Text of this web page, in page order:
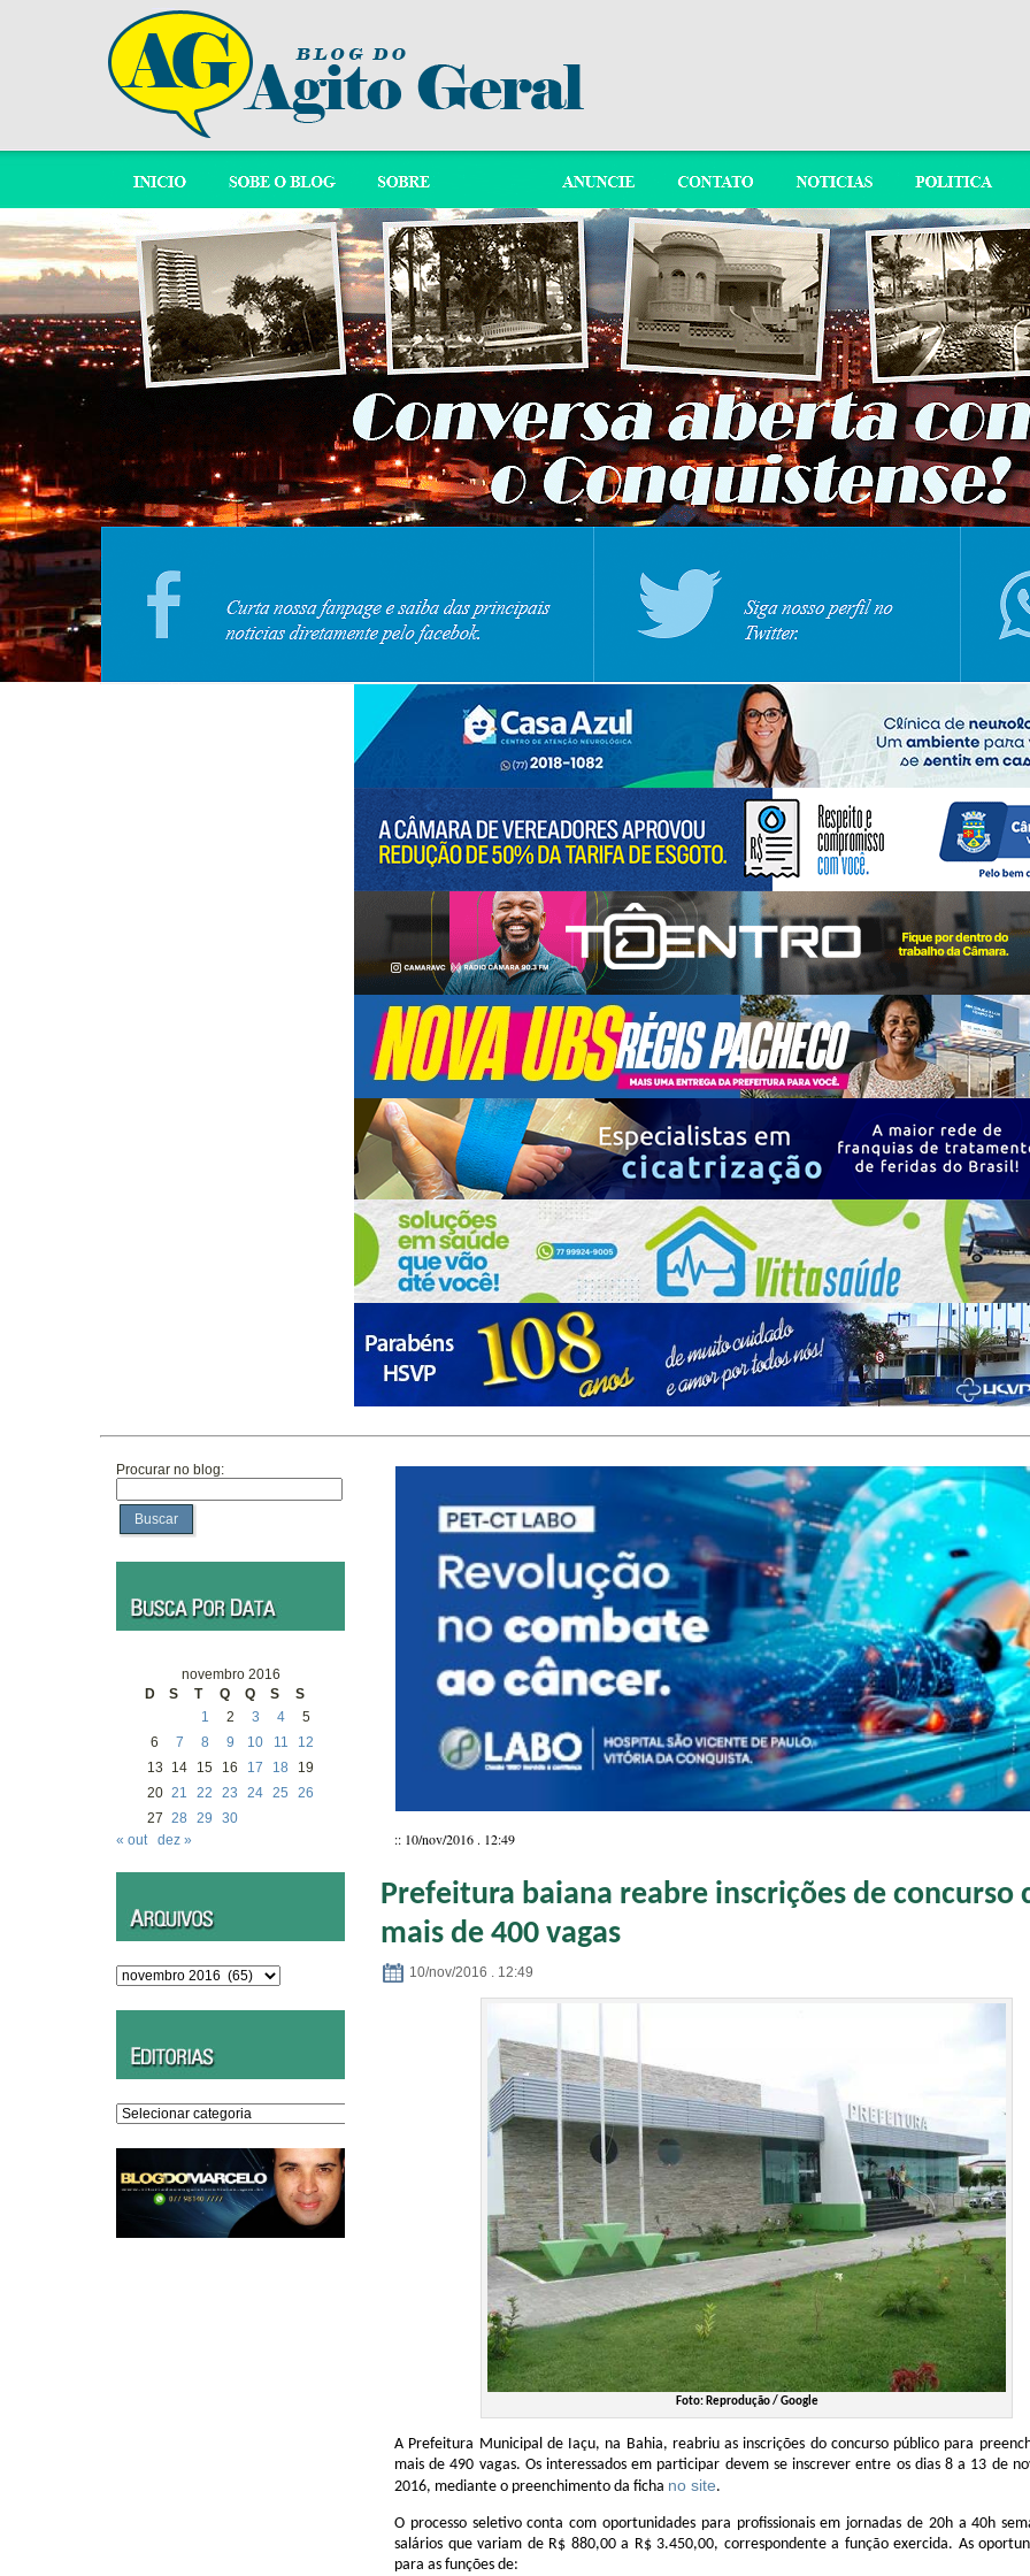
Procurar no blog:
Buscar
novembro 2016
D
S T Q Q S
S
1
2 3 4
5
6
7 8 9 10 11
12
13
14 15 16 17 18
19
20 21 22 23 24 25
26
27 28 29
30
« out
dez »
Arquivos
Editorias
:: 10/nov/2016 . 12:49
Prefeitura baiana reabre inscrições de concurso
mais de 400 vagas
10/nov/2016 . 12:49
Foto: Reprodução / Google
A Prefeitura Municipal de Iaçu, na Bahia, reabriu as inscrições do concurso público para
mais de 490 vagas. Os interessados em participar devem se inscrever entre os dias 8 a 13 de
2016, mediante o preenchimento da ficha no site.
O processo seletivo conta com oportunidades para profissionais em jornadas de 20h a 40h
salários que variam de R$ 880,00 a R$ 3.450,00, correspondente a função exercida. As
para as funções de: